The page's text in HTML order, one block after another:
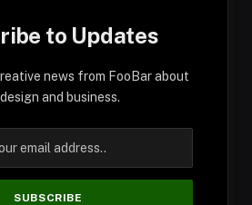
to Updates
news from FooBar about
and business.